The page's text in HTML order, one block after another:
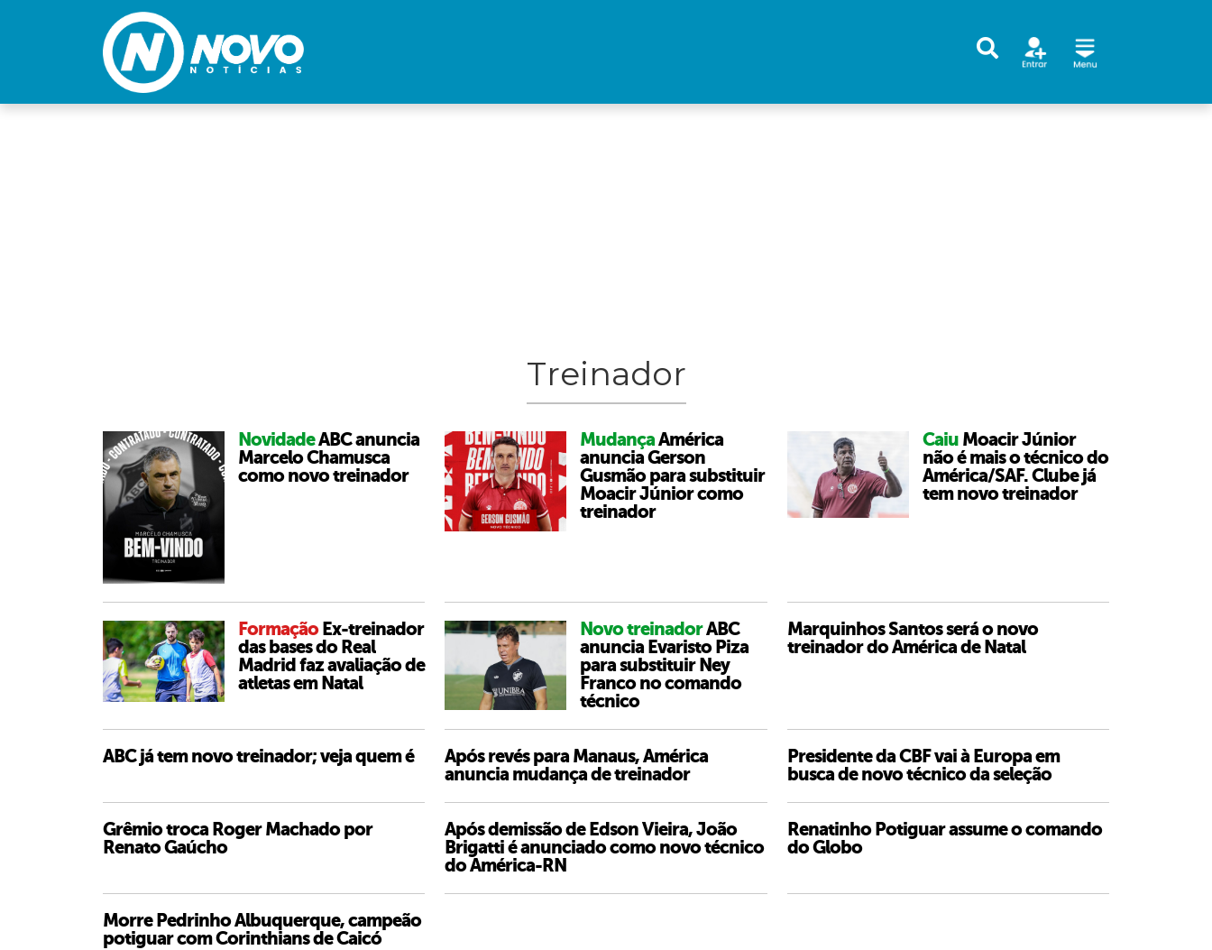
Treinador
NovidadeABC anuncia
Marcelo Chamusca
como novo treinador
MudançaAmérica
anuncia Gerson
Gusmão para substituir
Moacir Júnior como
treinador
Caiu Moacir Júnior
não é mais o técnico do
América/SAF. Clube já
tem novo treinador
Formação Ex-treinador
das bases do Real
Madrid faz avaliação de
atletas em Natal
Novo treinadorABC
anuncia Evaristo Piza
para substituir Ney
Franco no comando
técnico
Marquinhos Santos será o novo
treinador do América de Natal
ABC já tem novo treinador; veja quem é
Após revés para Manaus, América
anuncia mudança de treinador
Presidente da CBF vai à Europa em
busca de novo técnico da seleção
Grêmio troca Roger Machado por
Renato Gaúcho
Após demissão de Edson Vieira, João
Brigatti é anunciado como novo técnico
do América-RN
Renatinho Potiguar assume o comando
do Globo
Morre Pedrinho Albuquerque, campeão
potiguar com Corinthians de Caicó